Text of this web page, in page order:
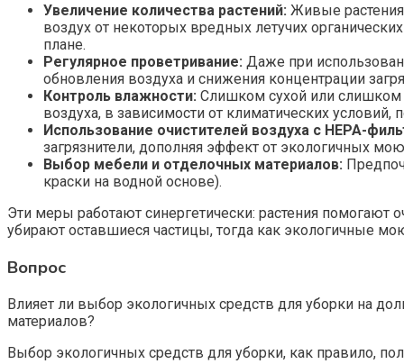
Увеличение количества растений: Живые
воздух от некоторых вредных летучих
плане.
Регулярное проветривание: Даже при
обновления воздуха и снижения концентрации
Контроль влажности: Слишком сухой или слишком
воздуха, в зависимости от климатических
Использование очистителей воздуха с HEPA-
загрязнители, дополняя эффект от экологичных
Выбор мебели и отделочных материалов:
краски на водной основе).
Эти меры работают синергетически: растения помогают
убирают оставшиеся частицы, тогда как экологичные
Вопрос
Влияет ли выбор экологичных средств для уборки на
материалов?
Выбор экологичных средств для уборки, как правило,